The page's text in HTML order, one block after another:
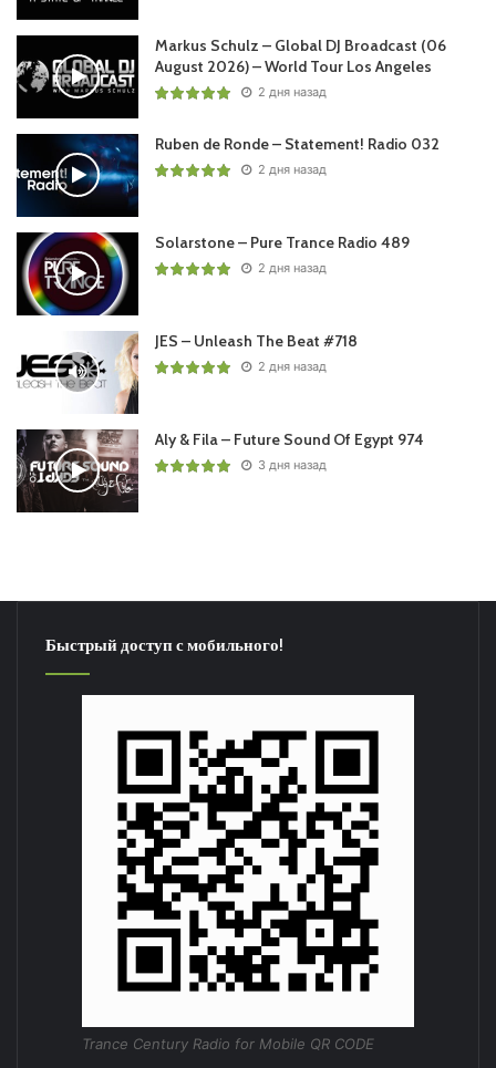
Markus Schulz – Global DJ Broadcast (06
August 2026) – World Tour Los Angeles
2 дня назад
Ruben de Ronde – Statement! Radio 032
2 дня назад
Solarstone – Pure Trance Radio 489
2 дня назад
JES – Unleash The Beat #718
2 дня назад
Aly & Fila – Future Sound Of Egypt 974
3 дня назад
Быстрый доступ с мобильного!
Trance Century Radio for Mobile QR CODE